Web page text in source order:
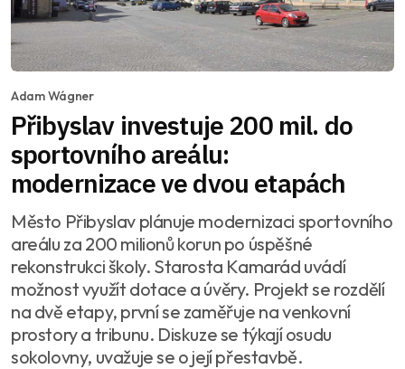
Adam Wágner
Přibyslav investuje 200 mil. do
sportovního areálu:
modernizace ve dvou etapách
Město Přibyslav plánuje modernizaci sportovního
areálu za 200 milionů korun po úspěšné
rekonstrukci školy. Starosta Kamarád uvádí
možnost využít dotace a úvěry. Projekt se rozdělí
na dvě etapy, první se zaměřuje na venkovní
prostory a tribunu. Diskuze se týkají osudu
sokolovny, uvažuje se o její přestavbě.